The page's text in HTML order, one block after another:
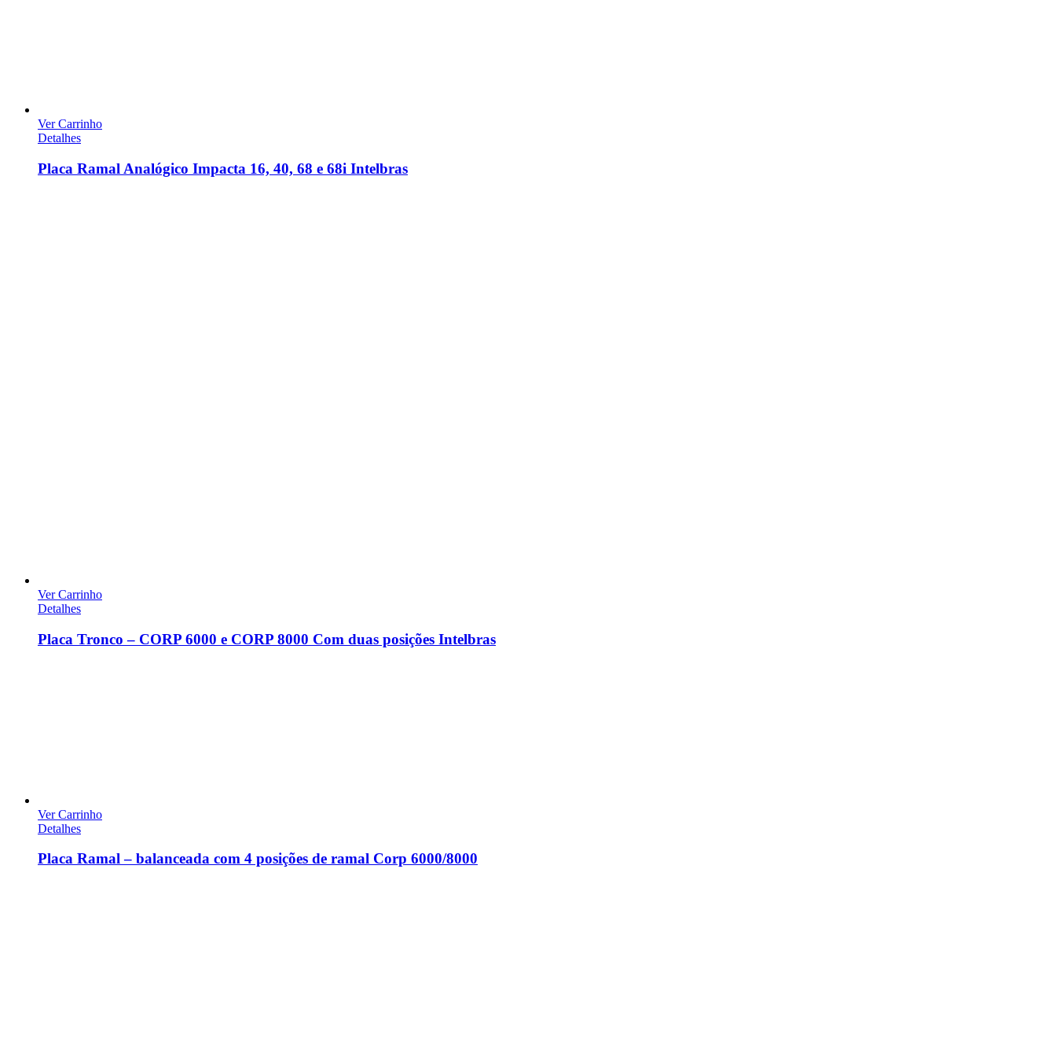
Ver Carrinho
Detalhes
Placa Ramal Analógico Impacta 16, 40, 68 e 68i Intelbras
Ver Carrinho
Detalhes
Placa Tronco – CORP 6000 e CORP 8000 Com duas posições Intelbras
Ver Carrinho
Detalhes
Placa Ramal – balanceada com 4 posições de ramal Corp 6000/8000